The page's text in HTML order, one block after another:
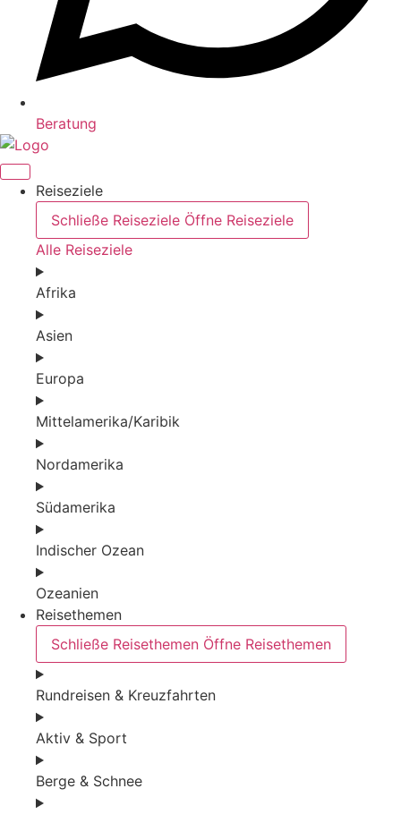
Beratung
Reiseziele
Schließe Reiseziele Öffne Reiseziele
Alle Reiseziele
Afrika
Asien
Europa
Mittelamerika/Karibik
Nordamerika
Südamerika
Indischer Ozean
Ozeanien
Reisethemen
Schließe Reisethemen Öffne Reisethemen
Rundreisen & Kreuzfahrten
Aktiv & Sport
Berge & Schnee